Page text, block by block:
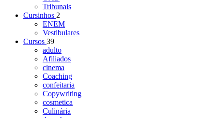
Tribunais
Cursinhos 2
ENEM
Vestibulares
Cursos 39
adulto
Afiliados
cinema
Coaching
confeitaria
Copywriting
cosmetica
Culinária